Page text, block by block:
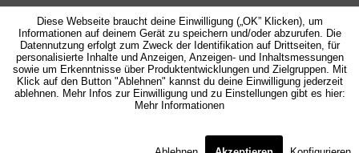
Diese Webseite braucht deine Einwilligung („OK” Klicken), um
Informationen auf deinem Gerät zu speichern und/oder abzurufen. Die
Datennutzung erfolgt zum Zweck der Identifikation auf Drittseiten, für
personalisierte Inhalte und Anzeigen, Anzeigen- und Inhaltsmessungen
sowie um Erkenntnisse über Produktentwicklungen und Zielgruppen. Mit
Klick auf den Button "Ablehnen" kannst du deine Einwilligung jederzeit
ablehnen. Mehr Infos zur Einwilligung und zu Einstellungen gibt es hier:
Mehr Informationen